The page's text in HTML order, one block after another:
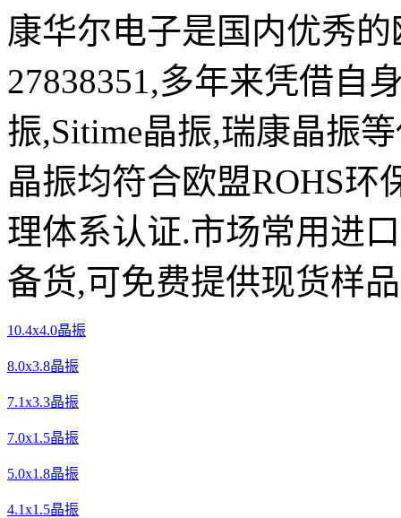
康华尔电子是国内优秀
27838351,多年来凭借自
振,Sitime晶振,瑞康晶振
晶振均符合欧盟ROHS环
理体系认证.市场常用进
备货,可免费提供现货样
10.4x4.0晶振
8.0x3.8晶振
7.1x3.3晶振
7.0x1.5晶振
5.0x1.8晶振
4.1x1.5晶振